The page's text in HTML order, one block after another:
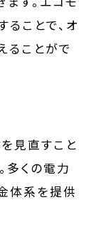
ことで、オ
ることがで
見直すこと
多くの電力
体系を提供